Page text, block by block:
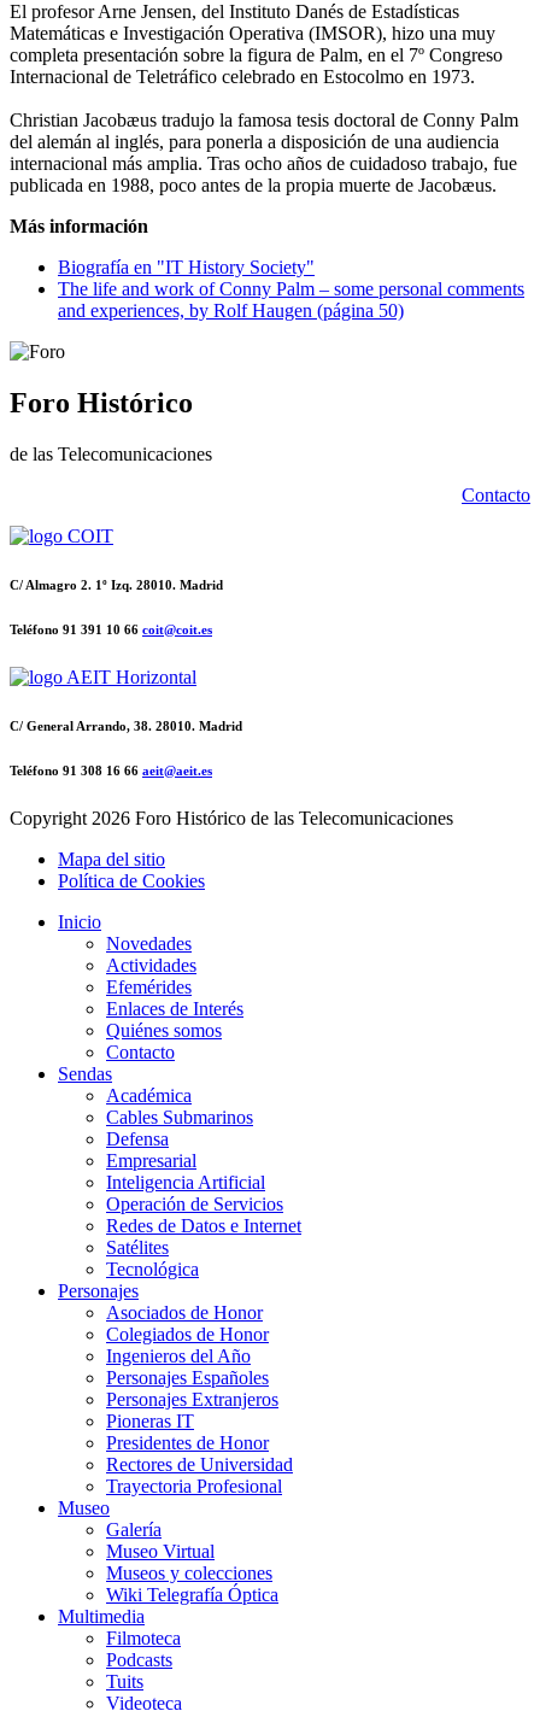
El profesor Arne Jensen, del Instituto Danés de Estadísticas
Matemáticas e Investigación Operativa (IMSOR), hizo una muy
completa presentación sobre la figura de Palm, en el 7º Congreso
Internacional de Teletráfico celebrado en Estocolmo en 1973.
Christian Jacobæus tradujo la famosa tesis doctoral de Conny Palm
del alemán al inglés, para ponerla a disposición de una audiencia
internacional más amplia. Tras ocho años de cuidadoso trabajo, fue
publicada en 1988, poco antes de la propia muerte de Jacobæus.
Más información
Biografía en "IT History Society"
The life and work of Conny Palm – some personal comments
and experiences, by Rolf Haugen (página 50)
Foro Histórico
de las Telecomunicaciones
Contacto
C/ Almagro 2. 1º Izq. 28010. Madrid
Teléfono 91 391 10 66 coit@coit.es
C/ General Arrando, 38. 28010. Madrid
Teléfono 91 308 16 66 aeit@aeit.es
Copyright 2026 Foro Histórico de las Telecomunicaciones
Mapa del sitio
Política de Cookies
Inicio
Novedades
Actividades
Efemérides
Enlaces de Interés
Quiénes somos
Contacto
Sendas
Académica
Cables Submarinos
Defensa
Empresarial
Inteligencia Artificial
Operación de Servicios
Redes de Datos e Internet
Satélites
Tecnológica
Personajes
Asociados de Honor
Colegiados de Honor
Ingenieros del Año
Personajes Españoles
Personajes Extranjeros
Pioneras IT
Presidentes de Honor
Rectores de Universidad
Trayectoria Profesional
Museo
Galería
Museo Virtual
Museos y colecciones
Wiki Telegrafía Óptica
Multimedia
Filmoteca
Podcasts
Tuits
Videoteca